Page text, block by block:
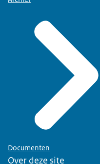
Documenten
Over deze site